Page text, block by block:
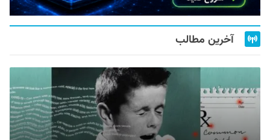
آخرین مطالب